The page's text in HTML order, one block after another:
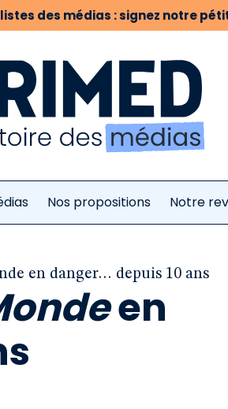
des médias : signez notre
Nos propositions Notre
en danger… depuis 10 ans
en